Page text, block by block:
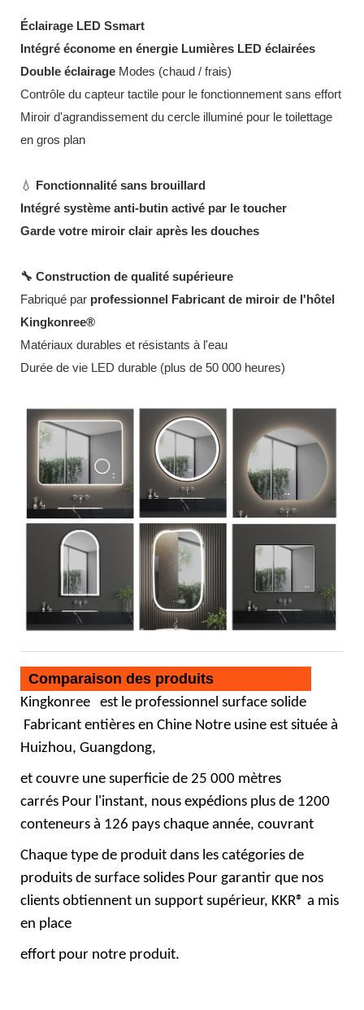
Éclairage LED Ssmart
Intégré économe en énergie Lumières LED éclairées
Double éclairage Modes (chaud / frais)
Contrôle du capteur tactile pour le fonctionnement sans effort
Miroir d'agrandissement du cercle illuminé pour le toilettage
en gros plan
💧 Fonctionnalité sans brouillard
Intégré système anti-butin activé par le toucher
Garde votre miroir clair après les douches
🔧 Construction de qualité supérieure
Fabriqué par professionnel Fabricant de miroir de l'hôtel
Kingkonree®
Matériaux durables et résistants à l'eau
Durée de vie LED durable (plus de 50 000 heures)
Comparaison des produits
Kingkonree est le professionnel surface solide
Fabricant entières en Chine Notre usine est située à
Huizhou, Guangdong,
et couvre une superficie de 25 000 mètres
carrés Pour l'instant, nous expédions plus de 1200
conteneurs à 126 pays chaque année, couvrant
Chaque type de produit dans les catégories de
produits de surface solides Pour garantir que nos
clients obtiennent un support supérieur, KKR® a mis
en place
effort pour notre produit.